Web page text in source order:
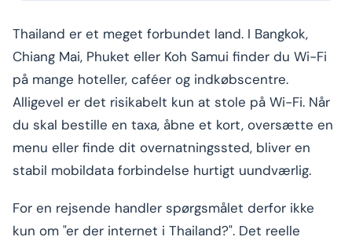
Thailand er et meget forbundet land. I Bangkok,
Chiang Mai, Phuket eller Koh Samui finder du Wi-Fi
på mange hoteller, caféer og indkøbscentre.
Alligevel er det risikabelt kun at stole på Wi-Fi. Når
du skal bestille en taxa, åbne et kort, oversætte en
menu eller finde dit overnatningssted, bliver en
stabil mobildata forbindelse hurtigt uundværlig.
For en rejsende handler spørgsmålet derfor ikke
kun om "er der internet i Thailand?". Det reelle